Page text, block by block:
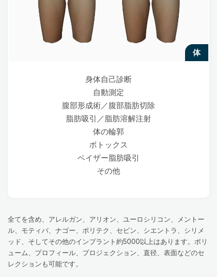
体
身体自己診断
自動測定
腹部形成術／腹部脂肪切除
脂肪吸引／脂肪溶解注射
体の輪郭
ボトックス
ベイザー脂肪吸引
その他
全てを含め、アレルガン、アリオン、ユーロシリコン、メントー
ル、モティバ、ナゴー、ポリテク、セビン、シエントラ、シリメ
ッド、そしてその他のインプラント約5000以上はあります。ボリ
ューム、プロフィール、プロジェクション、直径、表面などのセ
レクションも可能です。